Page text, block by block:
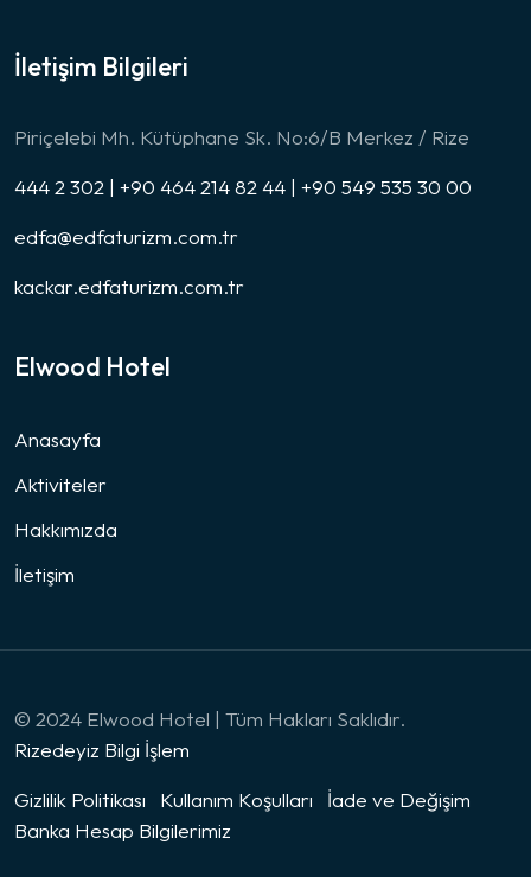
İletişim Bilgileri
Piriçelebi Mh. Kütüphane Sk. No:6/B Merkez / Rize
444 2 302 | +90 464 214 82 44 | +90 549 535 30 00
edfa@edfaturizm.com.tr
kackar.edfaturizm.com.tr
Elwood Hotel
Anasayfa
Aktiviteler
Hakkımızda
İletişim
© 2024 Elwood Hotel | Tüm Hakları Saklıdır.
Rizedeyiz Bilgi İşlem
Gizlilik Politikası
Kullanım Koşulları
İade ve Değişim
Banka Hesap Bilgilerimiz